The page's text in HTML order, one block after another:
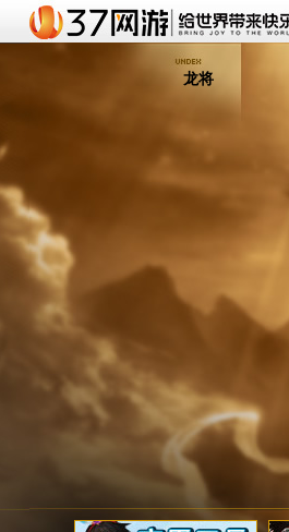
龙将